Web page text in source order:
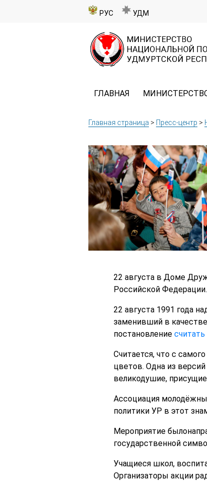
РУС УДМ
ГЛАВНАЯ
Главная страница > Пресс-центр >
22 августа в Доме
Российской Федерации.
22 августа 1991 года
заменивший в
постановление
Считается, что с
цветов. Одна из
великодушие,
Ассоциация
политики УР в этот
Мероприятие
государственной
Учащиеся школ,
Организаторы акции